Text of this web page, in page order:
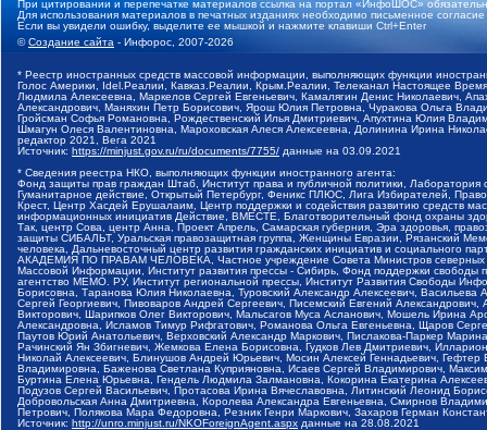
При цитировании и перепечатке материалов ссылка на портал «ИнфоШОС»
Для использования материалов в печатных изданиях необходимо письменное
Если вы увидели ошибку, выделите ее мышкой и нажмите клавиши Ctrl+Enter
©Создание сайта - Инфорос, 2007-2026
* Реестр иностранных средств массовой информации, выполняющих функции
Голос Америки, Idel.Реалии, Кавказ.Реалии, Крым.Реалии, Телеканал Настоящее
Людмила Алексеевна, Маркелов Сергей Евгеньевич, Камалягин Денис Николаевич,
Александрович, Маняхин Петр Борисович, Ярош Юлия Петровна, Чуракова Ольга
Гройсман Софья Романовна, Рождественский Илья Дмитриевич, Апухтина Юлия
Шмагун Олеся Валентиновна, Мароховская Алеся Алексеевна, Долинина Ирина
редактор 2021, Вега 2021
Источник: https://minjust.gov.ru/ru/documents/7755/ данные на 03.09.2021
* Сведения реестра НКО, выполняющих функции иностранного агента:
Фонд защиты прав граждан Штаб, Институт права и публичной политики,
Гуманитарное действие, Открытый Петербург, Феникс ПЛЮС, Лига Избирателей,
Крест, Центр Хасдей Ерушалаим, Центр поддержки и содействия развитию средств
информационных инициатив Действие, ВМЕСТЕ, Благотворительный фонд охраны
Так, центр Сова, центр Анна, Проект Апрель, Самарская губерния, Эра здоровья,
защиты СИБАЛЬТ, Уральская правозащитная группа, Женщины Евразии, Рязанский
человека, Дальневосточный центр развития гражданских инициатив и социального
АКАДЕМИЯ ПО ПРАВАМ ЧЕЛОВЕКА, Частное учреждение Совета Министров северных
Массовой Информации, Институт развития прессы - Сибирь, Фонд поддержки
агентство МЕМО. РУ, Институт региональной прессы, Институт Развития Свободы
Борисовна, Таранова Юлия Николаевна, Туровский Александр Алексеевич,
Сергей Георгиевич, Пивоваров Андрей Сергеевич, Писемский Евгений
Викторович, Шарипков Олег Викторович, Мальсагов Муса Асланович, Мошель Ирина
Александровна, Исламов Тимур Рифгатович, Романова Ольга Евгеньевна, Щаров
Паутов Юрий Анатольевич, Верховский Александр Маркович, Пислакова-Паркер
Рачинский Ян Збигневич, Жемкова Елена Борисовна, Гудков Лев Дмитриевич,
Николай Алексеевич, Блинушов Андрей Юрьевич, Мосин Алексей Геннадьевич,
Владимировна, Баженова Светлана Куприяновна, Исаев Сергей Владимирович,
Буртина Елена Юрьевна, Гендель Людмила Залмановна, Кокорина Екатерина
Подузов Сергей Васильевич, Протасова Ирина Вячеславовна, Литинский Леонид
Добровольская Анна Дмитриевна, Королева Александра Евгеньевна, Смирнов
Петрович, Полякова Мара Федоровна, Резник Генри Маркович, Захаров Герман
Источник: http://unro.minjust.ru/NKOForeignAgent.aspx данные на 28.08.2021